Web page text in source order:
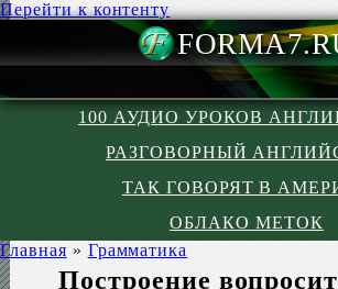
Перейти к контенту
100 АУДИО УРОКОВ
РАЗГОВОРНЫЙ
ТАК ГОВОРЯТ В
ОБЛАКО МЕТОК
Главная » Грамматика
Построение